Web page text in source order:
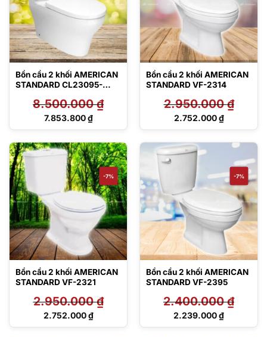
Bồn cầu 2 khối AMERICAN
STANDARD CL23095-
8.500.000₫
Giá
8.500.000 ₫.
7.853.800₫
Giá
tại
là:
7.853.800 ₫.
Bồn cầu 2 khối AMERICAN
STANDARD VF-2314
2.950.000₫
Giá
2.950.000 ₫.
2.752.000₫
Giá
tại
là:
2.752.000 ₫.
-7%
Bồn cầu 2 khối AMERICAN
STANDARD VF-2321
2.950.000₫
Giá
2.752.000₫
Giá
-7%
Bồn cầu 2 khối AMERICAN
STANDARD VF-2395
2.400.000₫
Giá
2.239.000₫
Giá